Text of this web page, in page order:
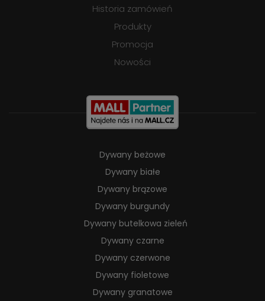
Historia zamówień
Produkty
Promocja
Nowości
Dywany beżowe
Dywany białe
Dywany brązowe
Dywany burgundy
Dywany butelkowa zieleń
Dywany czarne
Dywany czerwone
Dywany fioletowe
Dywany granatowe